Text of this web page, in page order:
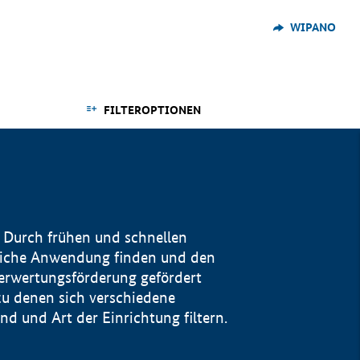
WIPANO
FILTEROPTIONEN
frühen und schnellen
Anwendung finden und den
gefördert
denen sich verschiedene
und Art der Einrichtung filtern.